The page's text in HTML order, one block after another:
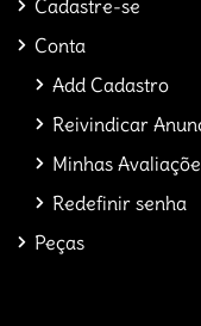
Cadastre-se
Conta
Add Cadastro
Reivindicar
Minhas
Redefinir senha
Peças